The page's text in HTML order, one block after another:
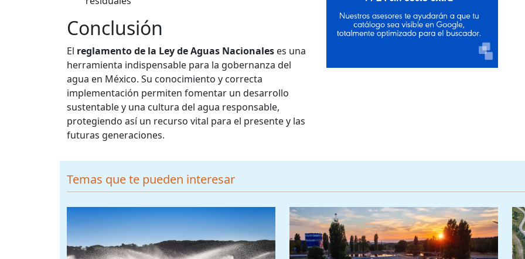
Conclusión
El reglamento de la Ley de Aguas Nacionales es una
herramienta indispensable para la gobernanza del
agua en México. Su conocimiento y correcta
implementación permiten fomentar un desarrollo
sustentable y una cultura del agua responsable,
protegiendo así un recurso vital para el presente y las
futuras generaciones.
Temas que te pueden interesar